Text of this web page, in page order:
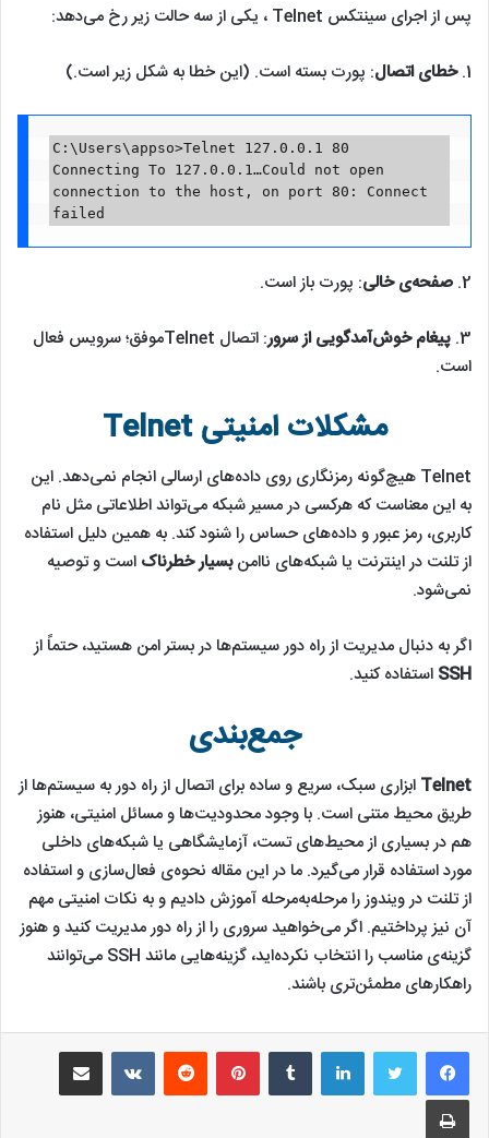
پس از اجرای سینتکس Telnet ، یکی از سه حالت زیر رخ می‌دهد:
1. خطای اتصال: پورت بسته است. (این خطا به شکل زیر است.)
C:\Users\appso>Telnet 127.0.0.1 80
Connecting To 127.0.0.1…Could not open
connection to the host, on port 80: Connect
failed
2. صفحه‌ی خالی: پورت باز است.
3. پیغام خوش‌آمدگویی از سرور
: اتصال Telnetموفق؛ سرویس فعال
است.
مشکلات امنیتی Telnet
Telnet هیچ‌گونه رمزنگاری روی داده‌های ارسالی انجام نمی‌دهد. این
به این معناست که هرکسی در مسیر شبکه می‌تواند اطلاعاتی مثل نام
کاربری، رمز عبور و داده‌های حساس را شنود کند. به همین دلیل استفاده
از تلنت در اینترنت یا شبکه‌های ناامنبسیار خطرناک است و توصیه
نمی‌شود.
اگر به دنبال مدیریت از راه دور سیستم‌ها در بستر امن هستید، حتماً از
SSH استفاده کنید.
جمع‌بندی
Telnet ابزاری سبک، سریع و ساده برای اتصال از راه دور به سیستم‌ها از
طریق محیط متنی است. با وجود محدودیت‌ها و مسائل امنیتی، هنوز
هم در بسیاری از محیط‌های تست، آزمایشگاهی یا شبکه‌های داخلی
مورد استفاده قرار می‌گیرد. ما در این مقاله نحوه‌ی فعال‌سازی و استفاده
از تلنت در ویندوز را مرحله‌به‌مرحله آموزش دادیم و به نکات امنیتی مهم
آن نیز پرداختیم. اگر می‌خواهید سروری را از راه دور مدیریت کنید و هنوز
گزینه‌ی مناسب را انتخاب نکرده‌اید، گزینه‌هایی مانند SSH می‌توانند
راهکارهای مطمئن‌تری باشند.
لینکدین ‫تامبلر ‫پین‌ترست‫رددیت ‫VKontakteاشتراک گذاری از طریق ایمیل
چاپ